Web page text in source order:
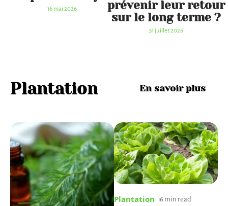
16 mai 2026
prévenir leur retour
sur le long terme ?
31 juillet 2026
Plantation En savoir plus
Plantation 6 min read Plantation 6 min read